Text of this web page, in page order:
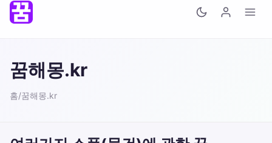
꿈해몽.kr
홈/꿈해몽.kr